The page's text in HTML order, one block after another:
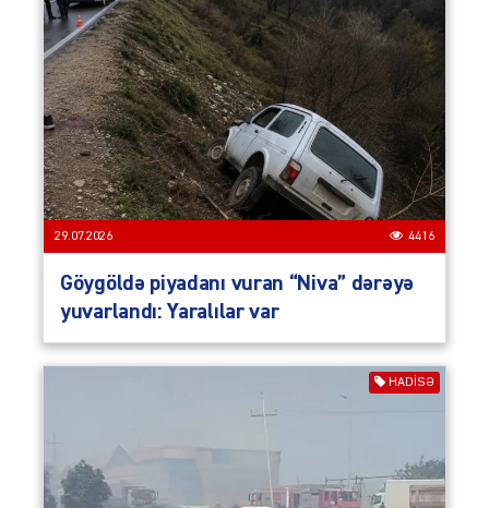
29.07.2026 4416
Göygöldə piyadanı vuran “Niva” dərəyə
yuvarlandı: Yaralılar var
HADISƏ